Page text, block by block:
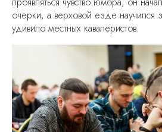
очерки, а верховой езде научился
удивило местных кавалеристов.